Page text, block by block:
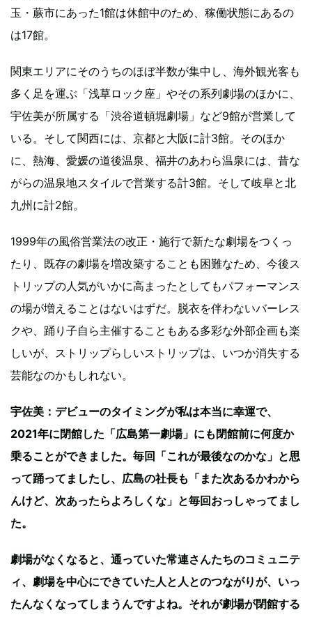
玉・蕨市にあった1館は休館中のため、稼働状態にあるの
は17館。
関東エリアにそのうちのほぼ半数が集中し、海外観光客も
多く足を運ぶ「浅草ロック座」やその系列劇場のほかに、
宇佐美が所属する「渋谷道頓堀劇場」など9館が営業して
いる。そして関西には、京都と大阪に計3館。そのほか
に、熱海、愛媛の道後温泉、福井のあわら温泉には、昔な
がらの温泉地スタイルで営業する計3館。そして岐阜と北
九州に計2館。
1999年の風俗営業法の改正・施行で新たな劇場をつくっ
たり、既存の劇場を増改築することも困難なため、今後ス
トリップの人気がいかに高まったとしてもパフォーマンス
の場が増えることはないはずだ。脱衣を伴わないバーレス
クや、踊り子自ら主催することもある多彩な外部企画も楽
しいが、ストリップらしいストリップは、いつか消失する
芸能なのかもしれない。
宇佐美：デビューのタイミングが私は本当に幸運で、
2021年に閉館した「広島第一劇場」にも閉館前に何度か
乗ることができました。毎回「これが最後なのかな」と思
って踊ってましたし、広島の社長も「また次あるかわから
んけど、次あったらよろしくな」と毎回おっしゃってまし
た。
劇場がなくなると、通っていた常連さんたちのコミュニテ
ィ、劇場を中心にできていた人と人とのつながりが、いっ
たんなくなってしまうんですよね。それが劇場が閉館する